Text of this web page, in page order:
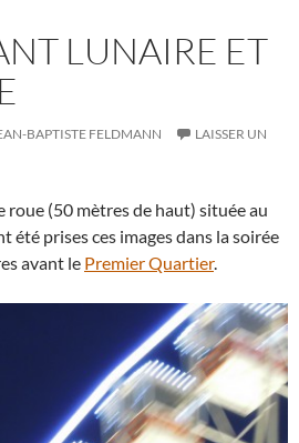
LUNAIRE ET
BAPTISTE FELDMANN
LAISSER UN
roue (50 mètres de haut) située au
été prises ces images dans la soirée
avant le Premier Quartier.